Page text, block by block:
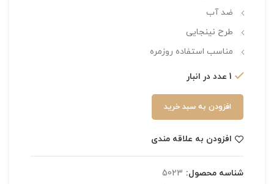
ضد آب
طرح نینجایی
مناسب استفاده روزمره
1 عدد در انبار
افزودن به سبد خرید
افزودن به علاقه مندی
شناسه محصول: 5023